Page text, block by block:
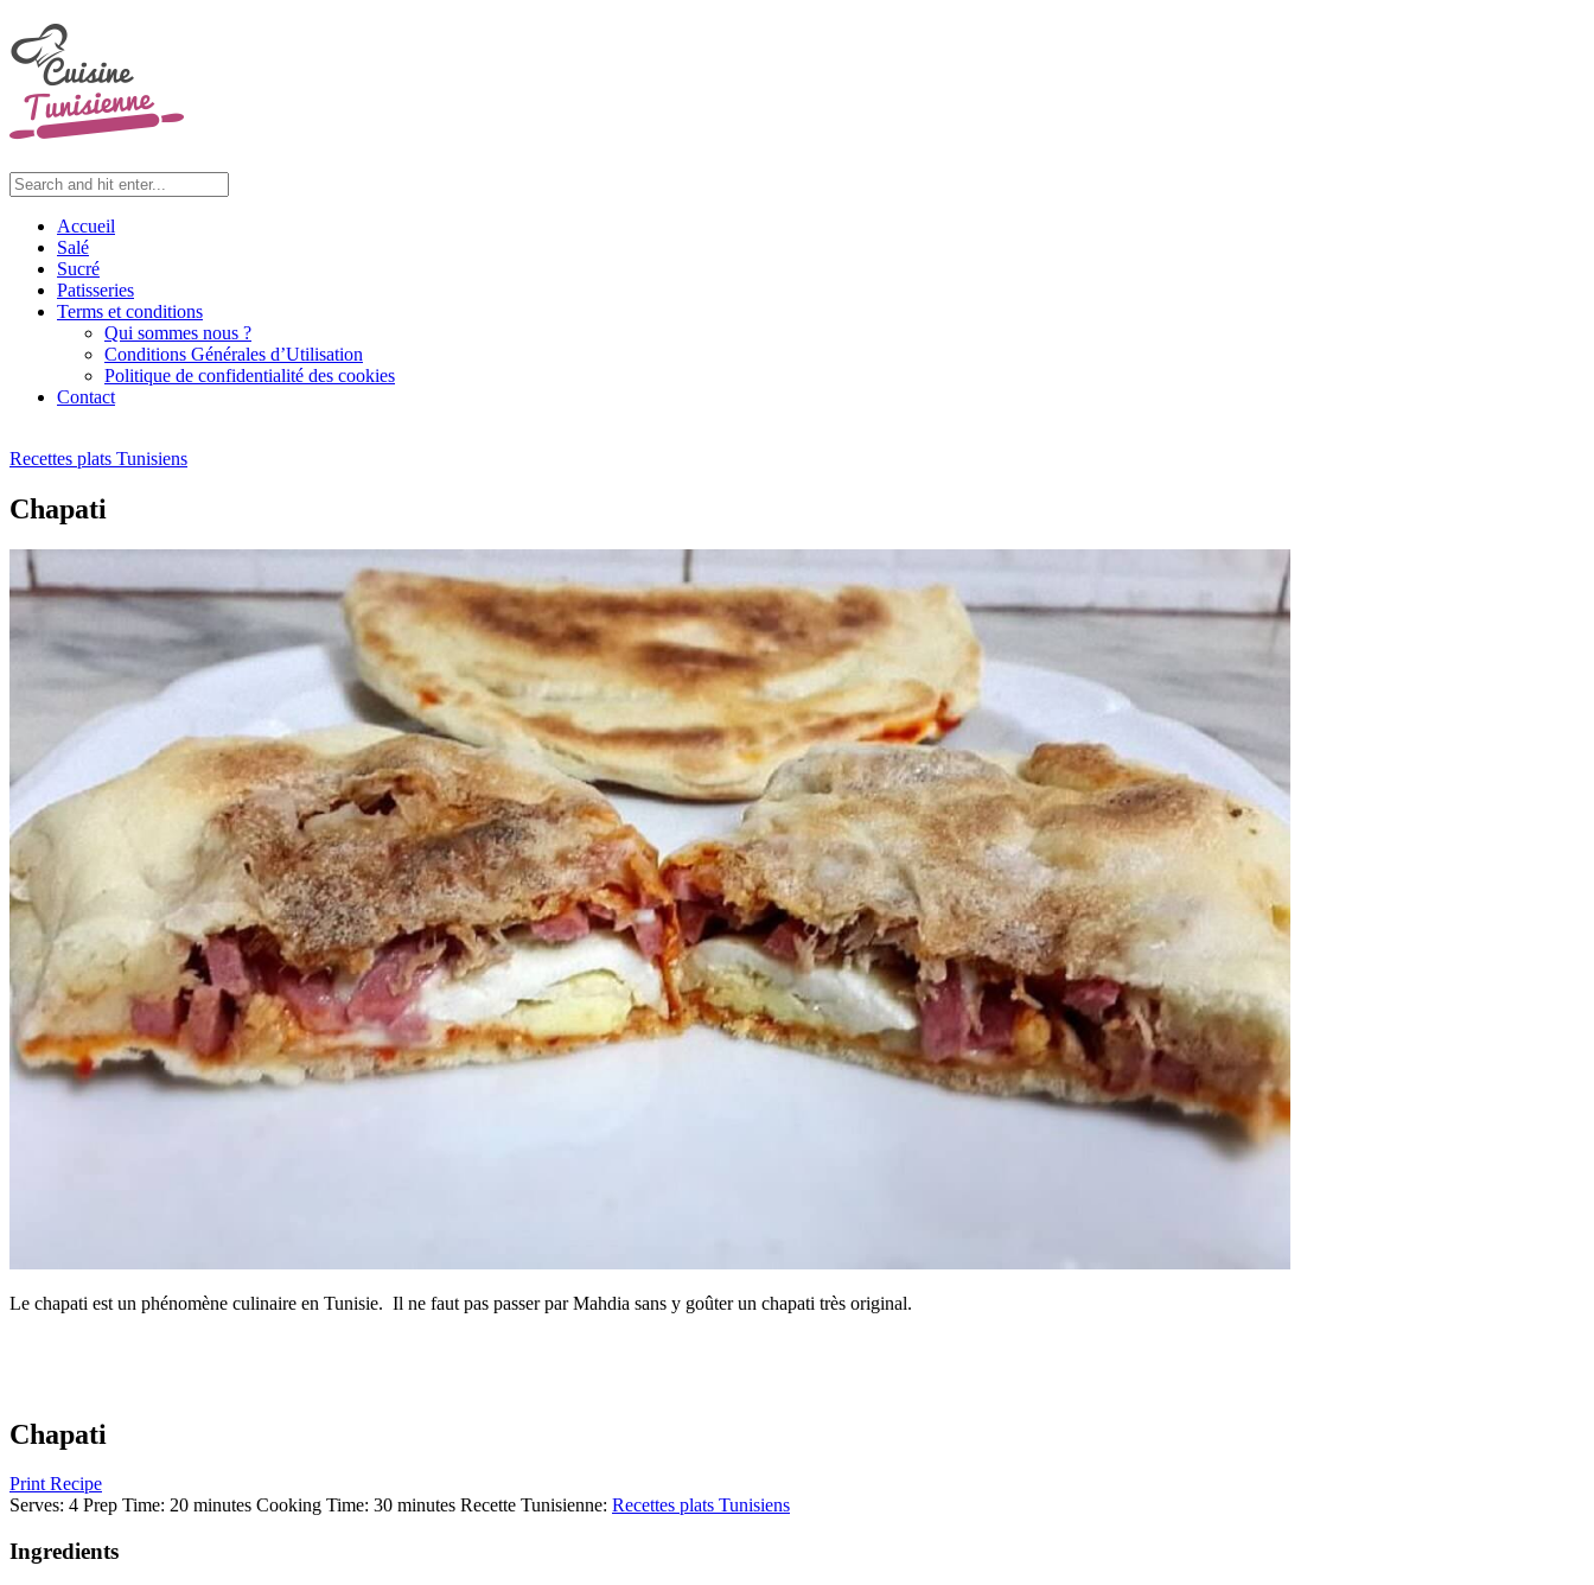
Accueil
Salé
Sucré
Patisseries
Terms et conditions
Qui sommes nous ?
Conditions Générales d’Utilisation
Politique de confidentialité des cookies
Contact
Recettes plats Tunisiens
Chapati
Le chapati est un phénomène culinaire en Tunisie. Il ne faut pas passer par Mahdia sans y goûter un chapati très original.
Chapati
Print Recipe
Serves: 4 Prep Time: 20 minutes Cooking Time: 30 minutes Recette Tunisienne: Recettes plats Tunisiens
Ingredients